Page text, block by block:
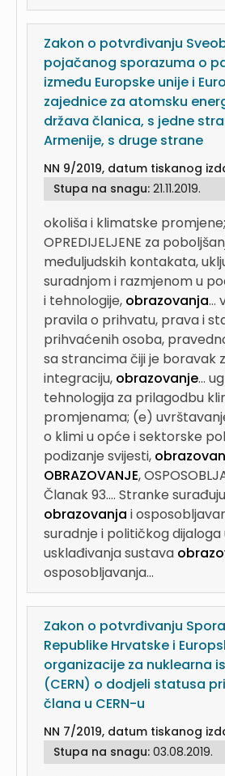
Zakon o potvrđivanju
pojačanog sporazuma o
između Europske unije i
zajednice za atomsku
država članica, s jedne
Armenije, s druge strane
NN 9/2019, datum tiskanog
Stupa na snagu: 21.11.2019.
okoliša i klimatske promjene;
OPREDIJELJENE za
međuljudskih kontakata,
suradnjom i razmjenom u
i tehnologije, obrazovanja...
pravila o prihvatu, prava i
prihvaćenih osoba,
sa strancima čiji je boravak
integraciju, obrazovanje...
tehnologija za prilagodbu
promjenama; (e)
o klimi u opće i sektorske
podizanje svijesti,
OBRAZOVANJE,
Članak 93.... Stranke
obrazovanja i
suradnje i političkog dijaloga
usklađivanja sustava
osposobljavanja...
Zakon o potvrđivanju
Republike Hrvatske i
organizacije za nuklearna
(CERN) o dodjeli statusa
člana u CERN-u
NN 7/2019, datum tiskanog
Stupa na snagu: 03.08.2019.